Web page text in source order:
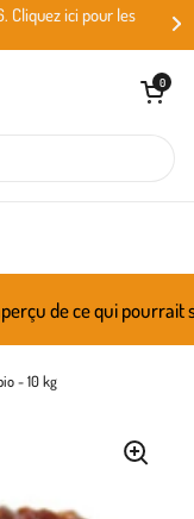
Cliquez ici pour les
Ouvrir le
0
de ce qui pourrait se
- 10 kg